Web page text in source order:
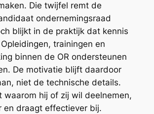
Die twijfel remt de
ondernemingsraad
blijkt in de praktijk dat kennis
trainingen en
binnen de OR ondersteunen
De motivatie blijft daardoor
niet de technische details.
waarom hij of zij wil deelnemen,
en draagt effectiever bij.